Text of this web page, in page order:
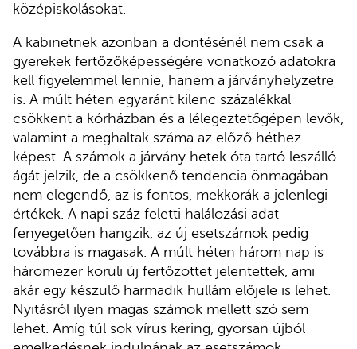
középiskolásokat.
A kabinetnek azonban a döntésénél nem csak a
gyerekek fertőzőképességére vonatkozó adatokra
kell figyelemmel lennie, hanem a járványhelyzetre
is. A múlt héten egyaránt kilenc százalékkal
csökkent a kórházban és a lélegeztetőgépen levők,
valamint a meghaltak száma az előző héthez
képest. A számok a járvány hetek óta tartó leszálló
ágát jelzik, de a csökkenő tendencia önmagában
nem elegendő, az is fontos, mekkorák a jelenlegi
értékek. A napi száz feletti halálozási adat
fenyegetően hangzik, az új esetszámok pedig
továbbra is magasak. A múlt héten három nap is
háromezer körüli új fertőzöttet jelentettek, ami
akár egy készülő harmadik hullám előjele is lehet.
Nyitásról ilyen magas számok mellett szó sem
lehet. Amíg túl sok vírus kering, gyorsan újból